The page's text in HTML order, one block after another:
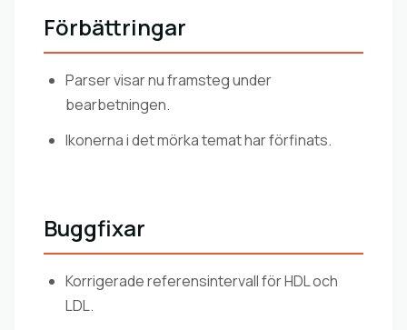
Förbättringar
Parser visar nu framsteg under
bearbetningen.
Ikonerna i det mörka temat har förfinats.
Buggfixar
Korrigerade referensintervall för HDL och
LDL.